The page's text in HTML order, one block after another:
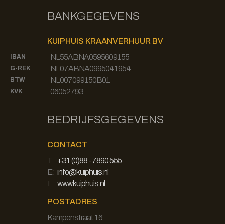
BANKGEGEVENS
KUIPHUIS KRAANVERHUUR BV
IBAN NL55ABNA0595609155
G-REK NL07ABNA0995041954
BTW NL007099150B01
KVK 06052793
BEDRIJFSGEGEVENS
CONTACT
T: +31 (0)88 - 7890 555
E: info@kuiphuis.nl
I:
www.kuiphuis.nl
POSTADRES
Kampenstraat 16